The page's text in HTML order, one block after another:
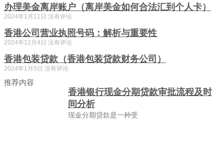
办理美金离岸账户（离岸美金如何合法汇到个人卡）
2024年1月11日 没有评论
香港公司营业执照号码：解析与重要性
2024年12月4日 没有评论
香港包装贷款（香港包装贷款财务公司）
2024年1月5日 没有评论
推荐内容
香港银行现金分期贷款审批流程及时
间分析
现金分期贷款是一种受